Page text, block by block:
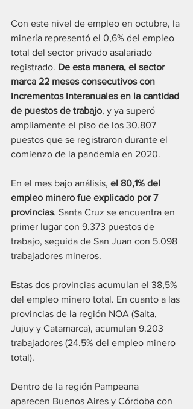
Con este nivel de empleo en octubre, la
minería representó el 0,6% del empleo
total del sector privado asalariado
registrado. De esta manera, el sector
marca 22 meses consecutivos con
incrementos interanuales en la cantidad
de puestos de trabajo, y ya superó
ampliamente el piso de los 30.807
puestos que se registraron durante el
comienzo de la pandemia en 2020.
En el mes bajo análisis, el 80,1% del
empleo minero fue explicado por 7
provincias. Santa Cruz se encuentra en
primer lugar con 9.373 puestos de
trabajo, seguida de San Juan con 5.098
trabajadores mineros.
Estas dos provincias acumulan el 38,5%
del empleo minero total. En cuanto a las
provincias de la región NOA (Salta,
Jujuy y Catamarca), acumulan 9.203
trabajadores (24.5% del empleo minero
total).
Dentro de la región Pampeana
aparecen Buenos Aires y Córdoba con